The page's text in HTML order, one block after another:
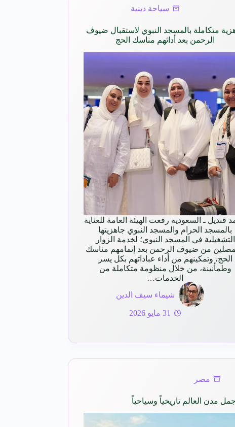
سياحة دينية
متكاملة بالمسجد النبوي لاستقبال ضيوف
الرحمن بعد أدائهم مناسك الحج
محمد قنديل ـ السعودية ‏‎رفعت الهيئة العامة للعناية
بالمسجد الحرام والمسجد النبوي جاهزيتها
التشغيلية في المسجد النبوي؛ لخدمة الزوار
من ضيوف الرحمن بعد إتمامهم مناسك
الحج، وتمكينهم من أداء عباداتهم بكل يسر
وطمأنينة، من خلال منظومة متكاملة من
الخدمات…
شيماء سيف الدين
31 مايو 2026
مصر
مدن العالم تاريخياً وسياحياً